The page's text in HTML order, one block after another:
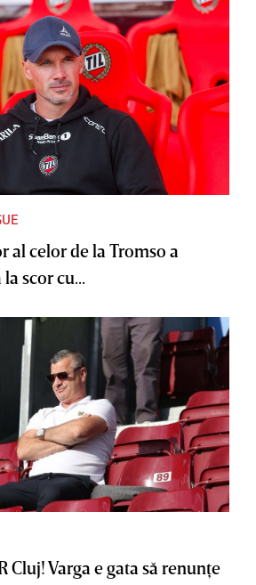
al celor de la Tromso a
scor cu...
Cluj! Varga e gata să renunţe